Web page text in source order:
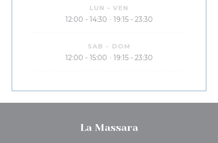
LUN -VEN
12:00 - 14:30 • 19:15 - 23:30
SAB - DOM
12:00 - 15:00 • 19:15 - 23:30
La Massara